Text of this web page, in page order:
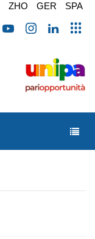
ZHO GER SPA